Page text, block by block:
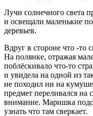
Лучи солнечного света
и освещали маленькие
деревьев.
Вдруг в стороне что -то
На полянке, отражая
поблёскивало что-то
и увидела на одной из
не походил ни на
предмет переливался на
внимание. Маришка
узнать что там сверкает.